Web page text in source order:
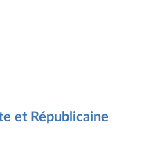
et Républicaine